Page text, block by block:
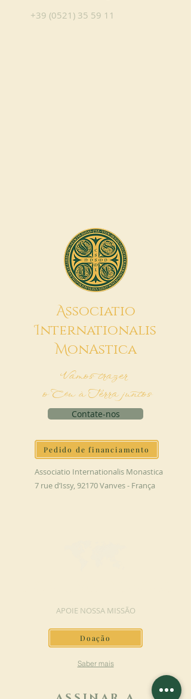
+39 (0521) 35 59 11
Associatio
Internationalis
MonAstica
Vamos trazer
o Céu à Terra juntos
Contate-nos
Pedido de financiamento
Associatio Internationalis Monastica
7 rue d’Issy, 92170 Vanves - França
APOIE NOSSA MISSÃO
Doação
Saber mais